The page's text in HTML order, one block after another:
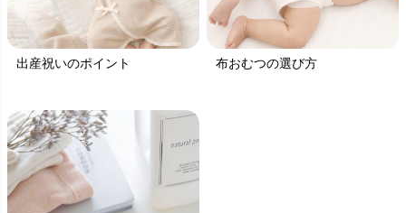
出産祝いのポイント 布おむつの選び方